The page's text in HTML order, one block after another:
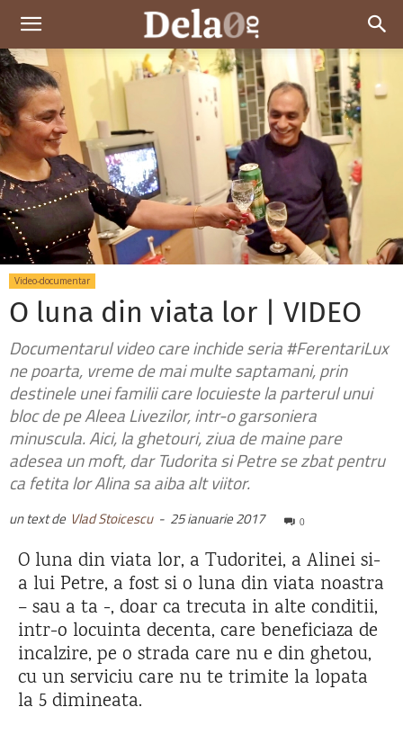
Dela0
Video-documentar
O luna din viata lor | VIDEO
Documentarul video care inchide seria #FerentariLux
ne poarta, vreme de mai multe saptamani, prin
destinele unei familii care locuieste la parterul unui
bloc de pe Aleea Livezilor, intr-o garsoniera
minuscula. Aici, la ghetouri, ziua de maine pare
adesea un moft, dar Tudorita si Petre se zbat pentru
ca fetita lor Alina sa aiba alt viitor.
un text de Vlad Stoicescu - 25 ianuarie 2017 0
O luna din viata lor, a Tudoritei, a Alinei si-
a lui Petre, a fost si o luna din viata noastra
– sau a ta -, doar ca trecuta in alte conditii,
intr-o locuinta decenta, care beneficiaza de
incalzire, pe o strada care nu e din ghetou,
cu un serviciu care nu te trimite la lopata
la 5 dimineata.